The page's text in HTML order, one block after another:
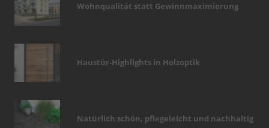
Wohnqualität statt Gewinnmaximierung
Haustür-Highlights in Holzoptik
Natürlich schön, pflegeleicht und nachhaltig